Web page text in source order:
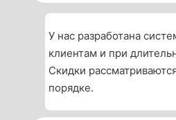
У нас разработана
клиентам и при
Скидки
порядке.